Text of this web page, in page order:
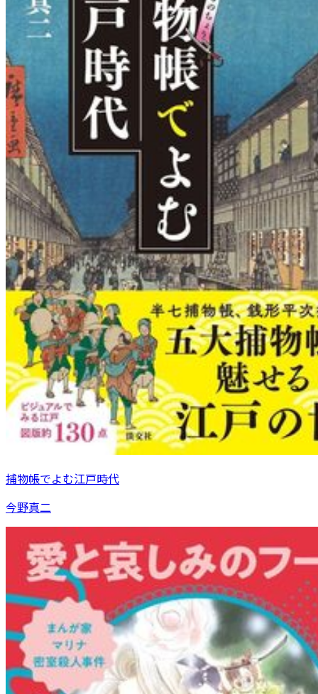
捕物帳でよむ江戸時代
今野真二